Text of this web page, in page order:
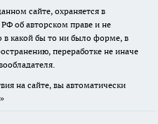
сайте, охраняется в
об авторском праве и не
какой бы то ни было форме, в
переработке не иначе
на сайте, вы автоматически
»